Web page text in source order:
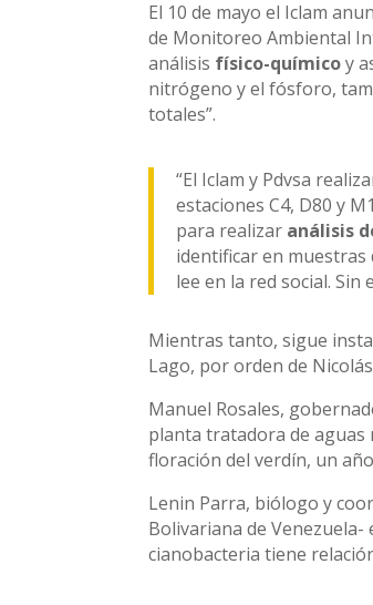
El 10 de mayo el Iclam
de Monitoreo Ambiental
análisis físico-químicoy
nitrógeno y el fósforo,
totales”.
“El Iclam y Pdvsa
estaciones C4, D80 y
para realizar análisis
identificar en muestras
lee en la red social.
Mientras tanto, sigue
Lago, por orden de
Manuel Rosales,
planta tratadora de aguas
floración del verdín, un
Lenin Parra, biólogo y
Bolivariana de Venezuela-
cianobacteria tiene